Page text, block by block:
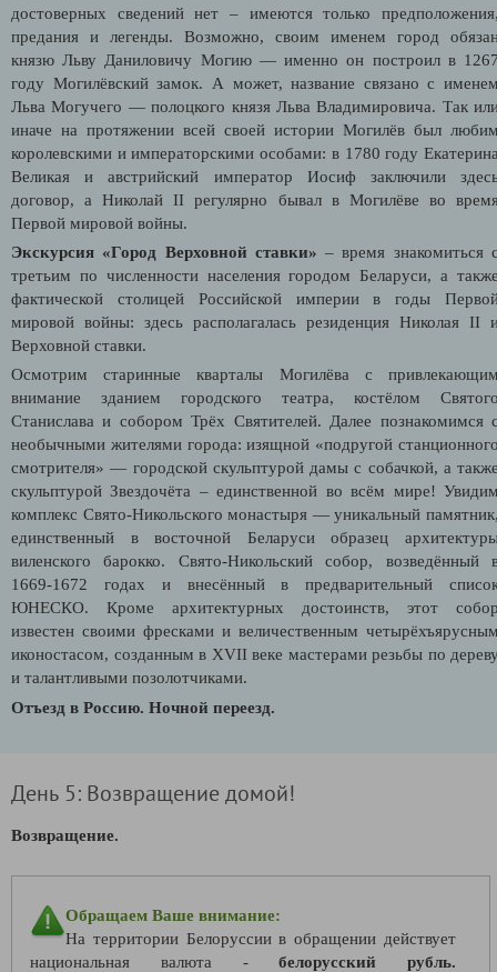
достоверных сведений нет – имеются только
предания и легенды. Возможно, своим именем город
князю Льву Даниловичу Могию — именно он построил в
году Могилёвский замок. А может, название связано с
Льва Могучего — полоцкого князя Льва Владимировича. Так
иначе на протяжении всей своей истории Могилёв был
королевскими и императорскими особами: в 1780 году
Великая и австрийский император Иосиф заключили
договор, а Николай II регулярно бывал в Могилёве во
Первой мировой войны.
Экскурсия «Город Верховной ставки»– время знакомиться
третьим по численности населения городом Беларуси, а
фактической столицей Российской империи в годы
мировой войны: здесь располагалась резиденция Николая II
Верховной ставки.
Осмотрим старинные кварталы Могилёва с
внимание зданием городского театра, костёлом
Станислава и собором Трёх Святителей. Далее познакомимся
необычными жителями города: изящной «подругой
смотрителя» — городской скульптурой дамы с собачкой, а
скульптурой Звездочёта – единственной во всём мире!
комплекс Свято-Никольского монастыря — уникальный
единственный в восточной Беларуси образец
виленского барокко. Свято-Никольский собор, возведённый
1669-1672 годах и внесённый в предварительный
ЮНЕСКО. Кроме архитектурных достоинств, этот
известен своими фресками и величественным
иконостасом, созданным в XVII веке мастерами резьбы по
и талантливыми позолотчиками.
Отъезд в Россию. Ночной переезд.
День 5: Возвращение домой!
Возвращение.
Обращаем Ваше внимание:
На территории Белоруссии в обращении действует
национальная валюта -белорусский рубль.